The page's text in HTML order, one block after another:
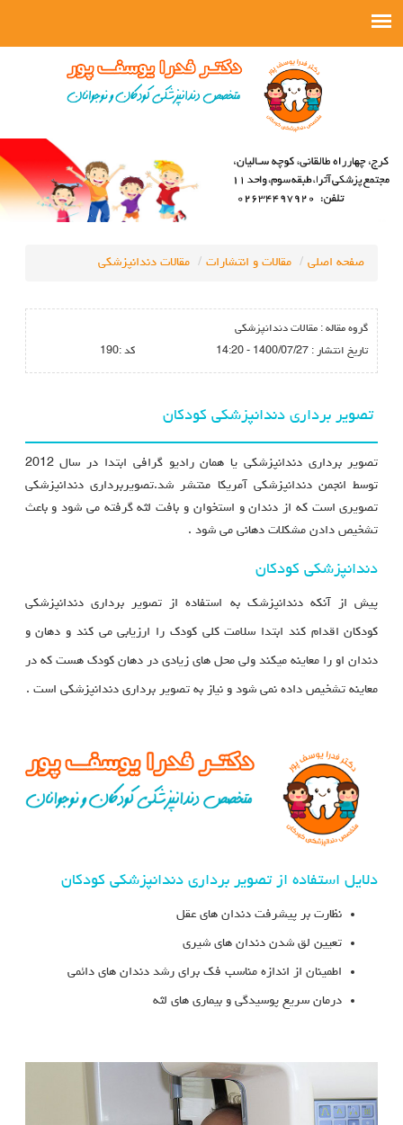
صفحه اصلی مقالات و انتشارات مقالات دندانپزشکی
گروه مقاله : مقالات دندانپزشکی
تاريخ انتشار : 1400/07/27 - 14:20 كد :190
تصویر برداری دندانپزشکی کودکان
تصویر برداری دندانپزشکی یا همان رادیو گرافی ابتدا در سال 2012
توسط انجمن دندانپزشکی آمریکا منتشر شد.تصویربرداری دندانپزشکی
تصویری است که از دندان و استخوان و بافت لثه گرفته می شود و باعث
تشخیص دادن مشکلات دهانی می شود .
دندانپزشکی کودکان
پیش از آنکه دندانپزشک به استفاده از تصویر برداری دندانپزشکی
کودکان اقدام کند ابتدا سلامت کلی کودک را ارزیابی می کند و دهان و
دندان او را معاینه میکند ولی محل های زیادی در دهان کودک هست که در
معاینه تشخیص داده نمی شود و نیاز به تصویر برداری دندانپزشکی است .
دلایل استفاده از تصویر برداری دندانپزشکی کودکان
نظارت بر پیشرفت دندان های عقل
تعیین لق شدن دندان های شیری
اطمینان از اندازه مناسب فک برای رشد دندان های دائمی
درمان سریع پوسیدگی و بیماری های لثه